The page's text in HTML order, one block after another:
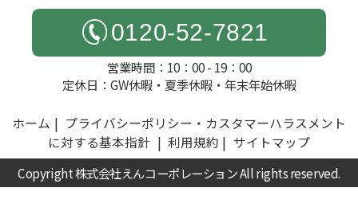
0120-52-7821
営業時間：10：00 - 19：00
定休日：GW休暇・夏季休暇・年末年始休暇
ホーム
プライバシーポリシー・カスタマーハラスメント
に対する基本指針
利用規約 サイトマップ
Copyright 株式会社えんコーポレーション All rights reserved.